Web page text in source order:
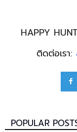
HAPPY
ติดต่อเรา:
POPULAR